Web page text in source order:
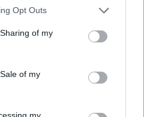
Opt Outs
of my
of my
my
κάνουν τους
αλλαγές
την ασφάλεια των